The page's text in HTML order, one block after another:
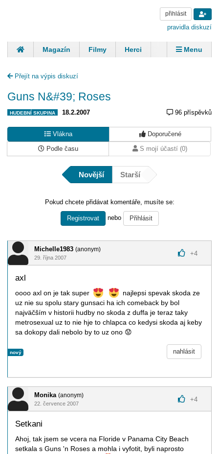
přihlásit
pravidla diskuzí
Magazín Filmy Herci
Zpěváci
Panovníci
Finančníci
Menu
Přejít na výpis diskuzí
Guns N&#39; Roses
HUDEBNÍ SKUPINA 18.2.2007 96 příspěvků
Vlákna
Doporučené
Podle času
S mojí účastí (0)
Novější Starší
Pokud chcete přidávat komentáře, musíte se:
Registrovat nebo Přihlásit
Michelle1983 (anonym)
29. října 2007
+4
axl
oooo axl on je tak super
najlepsi spevak skoda ze
uz nie su spolu stary gunsaci ha ich comeback by bol
najväčším v historii hudby no skoda z duffa je teraz taky
metrosexual uz to nie hje to chlapca co kedysi skoda aj keby
sa dokopy dali nebolo by to uz ono 😟
nový nahlásit
Monika (anonym)
22. července 2007
+4
Setkani
Ahoj, tak jsem se vcera na Floride v Panama City Beach
setkala s Guns 'n Roses a mohla i vyfotit, byli naprosto